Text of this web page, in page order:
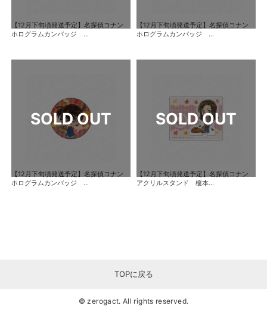
【12月下旬頃発送予定】名探偵コナン
ホログラムカンバッジ ...
【12月下旬頃発送予定】名探偵コナン
ホログラムカンバッジ ...
【12月下旬頃発送予定】名探偵コナン
ホログラムカンバッジ ...
【12月下旬頃発送予定】名探偵コナン
アクリルスタンド 榎本...
TOPに戻る
© zerogact. All rights reserved.